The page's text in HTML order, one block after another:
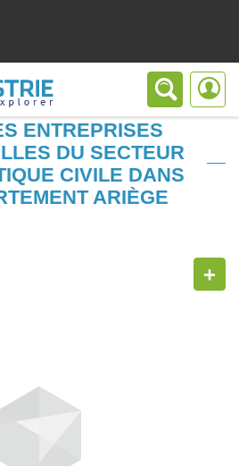
ENTREPRISES
DU SECTEUR
CIVILE DANS
ARIÈGE
+